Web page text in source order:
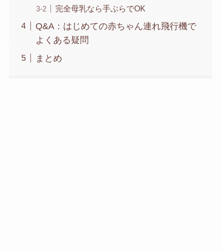
完全母乳なら手ぶらでOK
Q&A：はじめての赤ちゃん連れ飛行機で
よくある疑問
まとめ